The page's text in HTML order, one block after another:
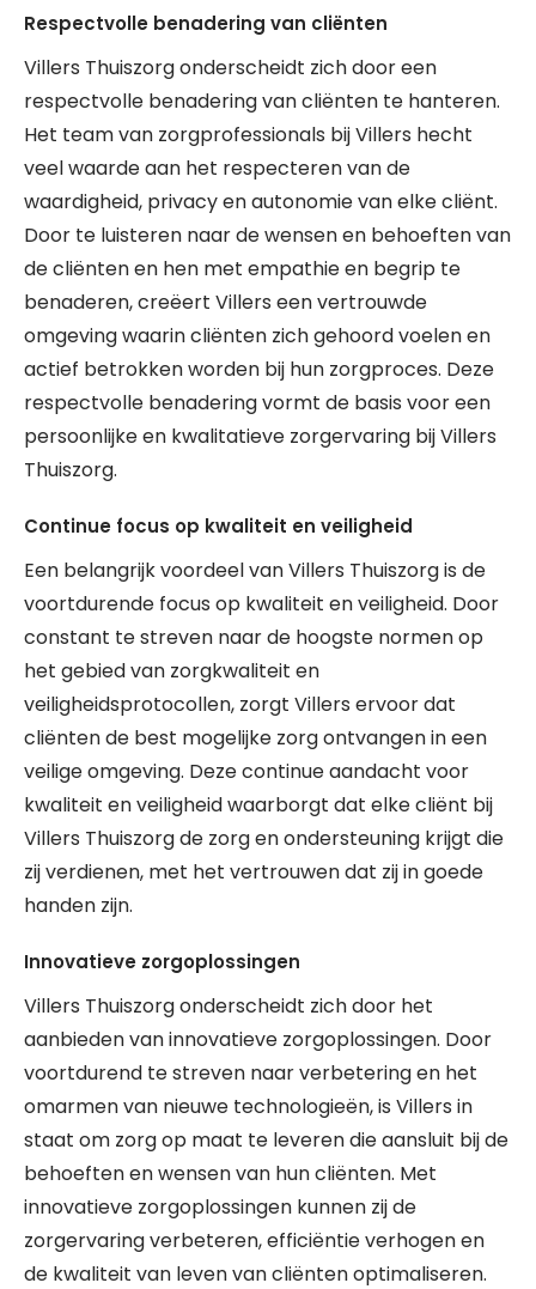
Respectvolle benadering van cliënten
Villers Thuiszorg onderscheidt zich door een
respectvolle benadering van cliënten te hanteren.
Het team van zorgprofessionals bij Villers hecht
veel waarde aan het respecteren van de
waardigheid, privacy en autonomie van elke cliënt.
Door te luisteren naar de wensen en behoeften van
de cliënten en hen met empathie en begrip te
benaderen, creëert Villers een vertrouwde
omgeving waarin cliënten zich gehoord voelen en
actief betrokken worden bij hun zorgproces. Deze
respectvolle benadering vormt de basis voor een
persoonlijke en kwalitatieve zorgervaring bij Villers
Thuiszorg.
Continue focus op kwaliteit en veiligheid
Een belangrijk voordeel van Villers Thuiszorg is de
voortdurende focus op kwaliteit en veiligheid. Door
constant te streven naar de hoogste normen op
het gebied van zorgkwaliteit en
veiligheidsprotocollen, zorgt Villers ervoor dat
cliënten de best mogelijke zorg ontvangen in een
veilige omgeving. Deze continue aandacht voor
kwaliteit en veiligheid waarborgt dat elke cliënt bij
Villers Thuiszorg de zorg en ondersteuning krijgt die
zij verdienen, met het vertrouwen dat zij in goede
handen zijn.
Innovatieve zorgoplossingen
Villers Thuiszorg onderscheidt zich door het
aanbieden van innovatieve zorgoplossingen. Door
voortdurend te streven naar verbetering en het
omarmen van nieuwe technologieën, is Villers in
staat om zorg op maat te leveren die aansluit bij de
behoeften en wensen van hun cliënten. Met
innovatieve zorgoplossingen kunnen zij de
zorgervaring verbeteren, efficiëntie verhogen en
de kwaliteit van leven van cliënten optimaliseren.